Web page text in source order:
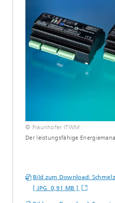
© Fraunhofer ITWM
Der leistungsfähige
Bild zum Download:
[ JPG 0,91 MB ]